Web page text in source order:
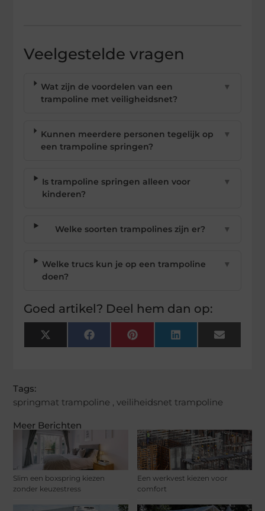
Meer Berichten
Slim een boxspring kiezen
zonder keuzestress
Een werkvest kiezen voor
comfort
Veelgestelde vragen
Wat zijn de voordelen van een
trampoline met veiligheidsnet?
▼
Kunnen meerdere personen tegelijk op
een trampoline springen?
▼
Is trampoline springen alleen voor
kinderen?
▼
Welke soorten trampolines zijn er? ▼
Welke trucs kun je op een trampoline
doen?
▼
Goed artikel? Deel hem dan op:
X
(Twitter)
FacebookPinterest LinkedIn Email
Tags:
springmat trampoline ,veiliheidsnet trampoline